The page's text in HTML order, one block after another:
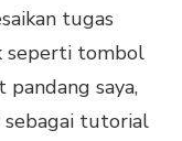
tugas
seperti tombol
pandang saya,
sebagai tutorial